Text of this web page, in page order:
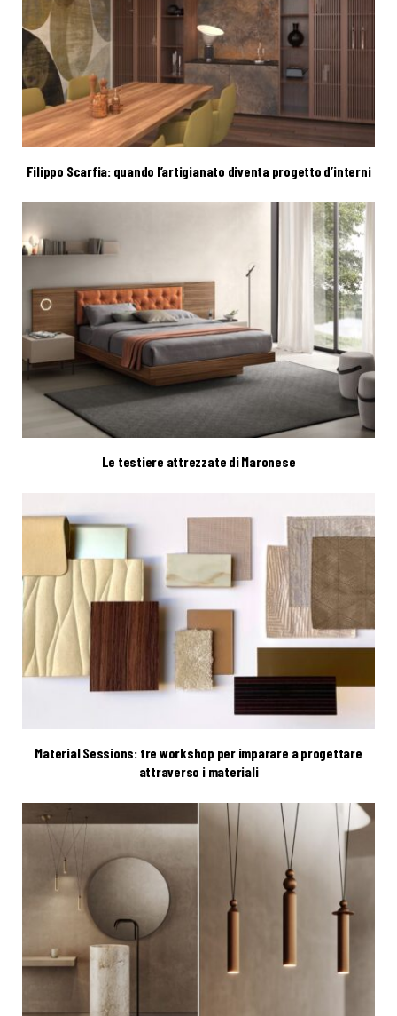
Filippo Scarfia: quando l’artigianato diventa progetto d’interni
Le testiere attrezzate di Maronese
Material Sessions: tre workshop per imparare a progettare
attraverso i materiali